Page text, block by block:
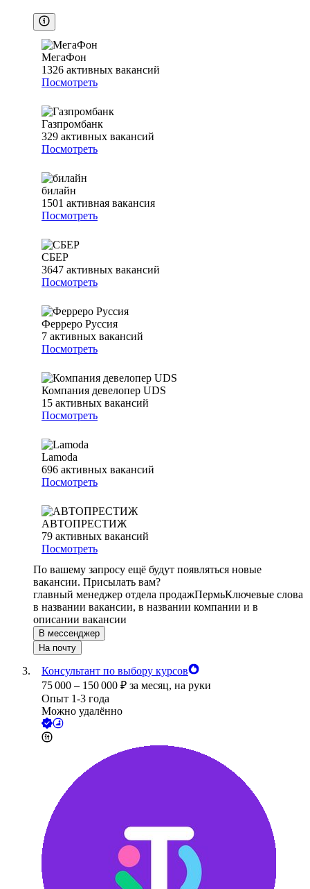
МегаФон
1326 активных вакансий
Посмотреть
Газпромбанк
329 активных вакансий
Посмотреть
билайн
1501 активная вакансия
Посмотреть
СБЕР
3647 активных вакансий
Посмотреть
Ферреро Руссия
7 активных вакансий
Посмотреть
Компания девелопер UDS
15 активных вакансий
Посмотреть
Lamoda
696 активных вакансий
Посмотреть
АВТОПРЕСТИЖ
79 активных вакансий
Посмотреть
По вашему запросу ещё будут появляться новые
вакансии. Присылать вам?
главный менеджер отдела продажПермьКлючевые слова
в названии вакансии, в названии компании и в
описании вакансии
В мессенджер
На почту
Консультант по выбору курсов
75 000 – 150 000 ₽ за месяц, на руки
Опыт 1-3 года
Можно удалённо